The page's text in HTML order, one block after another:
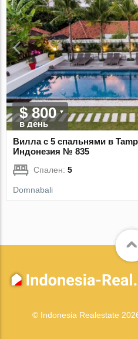
$ 800
в день
Вилла с 5 спальнями в
Индонезия № 835
Спален:5
Domnabali
© Indonesia Realestate